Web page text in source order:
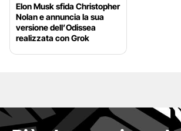
Elon Musk sfida Christopher
Nolan e annuncia la sua
versione dell’Odissea
realizzata con Grok